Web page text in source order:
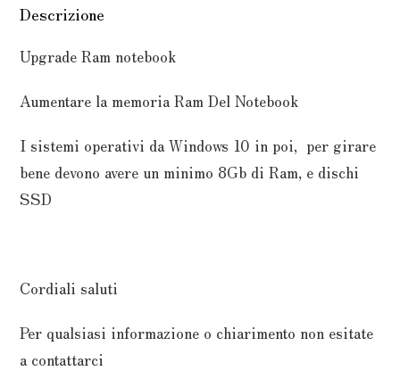
Descrizione
Upgrade Ram notebook
Aumentare la memoria Ram Del Notebook
I sistemi operativi da Windows 10 in poi, per girare
bene devono avere un minimo 8Gb di Ram, e dischi
SSD
Cordiali saluti
Per qualsiasi informazione o chiarimento non esitate
a contattarci